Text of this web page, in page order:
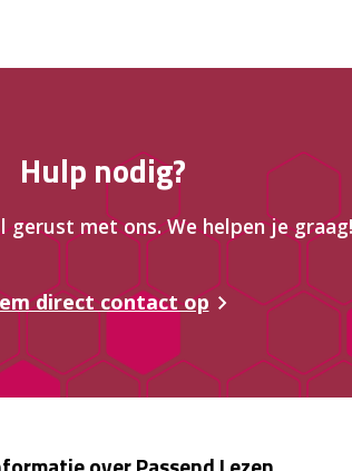
Hulp nodig?
gerust met ons. We helpen je
direct contact op